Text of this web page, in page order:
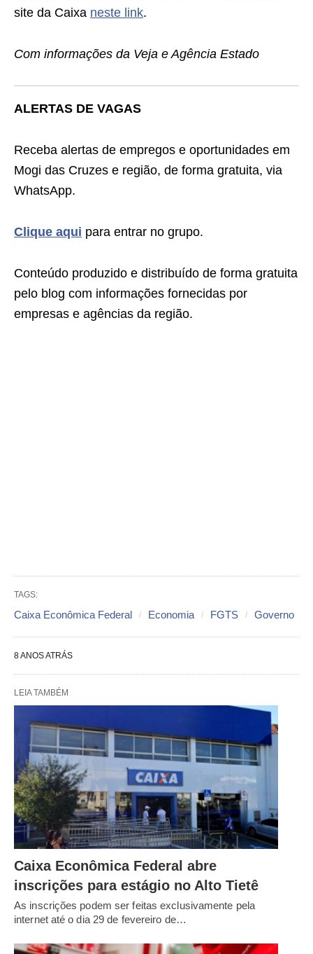
site da Caixa neste link.
Com informações da Veja e Agência Estado
ALERTAS DE VAGAS
Receba alertas de empregos e oportunidades em
Mogi das Cruzes e região, de forma gratuita, via
WhatsApp.
Clique aqui para entrar no grupo.
Conteúdo produzido e distribuído de forma gratuita
pelo blog com informações fornecidas por
empresas e agências da região.
TAGS:
Caixa Econômica Federal Economia FGTS Governo
8 ANOS ATRÁS
LEIA TAMBÉM
Caixa Econômica Federal abre
inscrições para estágio no Alto Tietê
As inscrições podem ser feitas exclusivamente pela
internet até o dia 29 de fevereiro de…